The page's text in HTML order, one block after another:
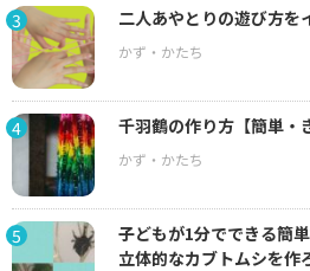
3 二人あやとりの遊び方を
4 千羽鶴の作り方【簡単・
5
子どもが1分でできる簡
立体的なカブトムシを作